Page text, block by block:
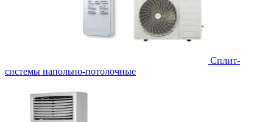
Сплит-
системы напольно-потолочные